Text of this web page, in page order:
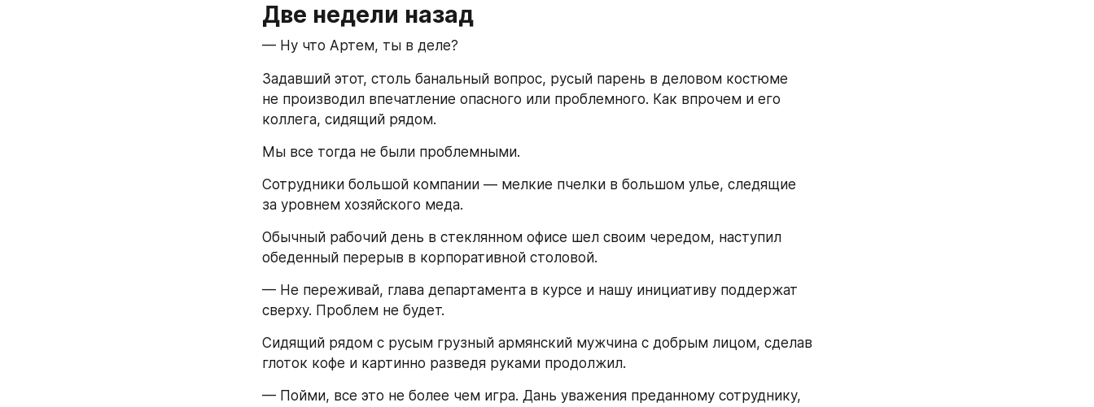
Две недели назад
— Ну что Артем, ты в деле?
Задавший этот, столь банальный вопрос, русый парень в деловом костюме
не производил впечатление опасного или проблемного. Как впрочем и его
коллега, сидящий рядом.
Мы все тогда не были проблемными.
Сотрудники большой компании — мелкие пчелки в большом улье, следящие
за уровнем хозяйского меда.
Обычный рабочий день в стеклянном офисе шел своим чередом, наступил
обеденный перерыв в корпоративной столовой.
— Не переживай, глава департамента в курсе и нашу инициативу поддержат
сверху. Проблем не будет.
Сидящий рядом с русым грузный армянский мужчина с добрым лицом, сделав
глоток кофе и картинно разведя руками продолжил.
— Пойми, все это не более чем игра. Дань уважения преданному сотруднику,